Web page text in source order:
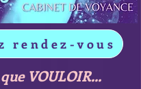
rendez-vous
VOULOIR...